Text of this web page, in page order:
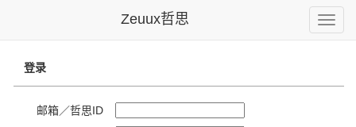
Toggle
Zeuux哲思
登录
邮箱／哲思ID